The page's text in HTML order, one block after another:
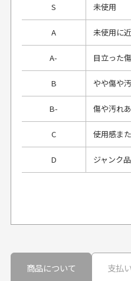
S 未使用
A 未使用に
A- 目立った
B やや傷や
B- 傷や汚れ
C 使用感ま
D ジャンク品
30代男性
商品について
支払